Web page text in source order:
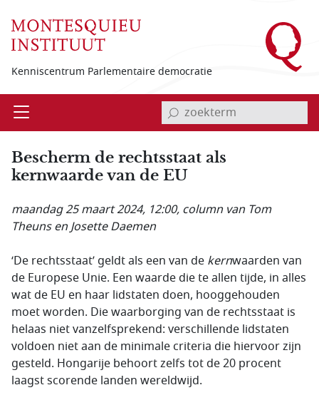
Kenniscentrum Parlementaire democratie
Open invoerveld zoekterm
Bescherm de rechtsstaat als
kernwaarde van de EU
maandag 25 maart 2024, 12:00, column van Tom
Theuns en Josette Daemen
‘De rechtsstaat’ geldt als een van de kernwaarden van
de Europese Unie. Een waarde die te allen tijde, in alles
wat de EU en haar lidstaten doen, hooggehouden
moet worden. Die waarborging van de rechtsstaat is
helaas niet vanzelfsprekend: verschillende lidstaten
voldoen niet aan de minimale criteria die hiervoor zijn
gesteld. Hongarije behoort zelfs tot de 20 procent
laagst scorende landen wereldwijd.